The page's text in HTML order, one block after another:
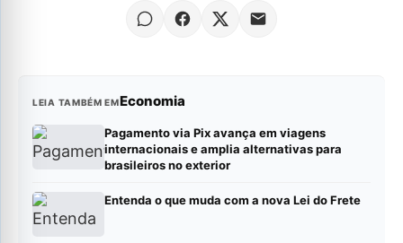
LEIA TAMBÉM EMEconomia
Pagamento via Pix avança em viagens
internacionais e amplia alternativas para
brasileiros no exterior
Entenda o que muda com a nova Lei do Frete